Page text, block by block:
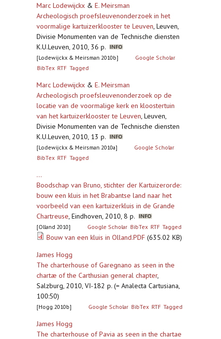
Marc Lodewijckx & E. Meirsman
Archeologisch proefsleuvenonderzoek in het
voormalige kartuizerklooster te Leuven, Leuven,
Divisie Monumenten van de Technische diensten
K.U.Leuven, 2010, 36 p.
[Lodewijckx & Meirsman 2010b]
Google Scholar
BibTex RTF Tagged
Marc Lodewijckx & E. Meirsman
Archeologisch proefsleuvenonderzoek op de
locatie van de voormalige kerk en kloostertuin
van het kartuizerklooster te Leuven, Leuven,
Divisie Monumenten van de Technische diensten
K.U.Leuven, 2010, 13 p.
[Lodewijckx & Meirsman 2010a]
Google Scholar
BibTex RTF Tagged
...
Boodschap van Bruno, stichter der Kartuizerorde:
bouw een kluis in het Brabantse land naar het
voorbeeld van een kartuizerkluis in de Grande
Chartreuse, Eindhoven, 2010, 8 p.
[Olland 2010] Google Scholar BibTex RTF Tagged
Bouw van een kluis in Olland.PDF (635.02 KB)
James Hogg
The charterhouse of Garegnano as seen in the
chartæ of the Carthusian general chapter,
Salzburg, 2010, VI-182 p. (= Analecta Cartusiana,
100:50)
[Hogg 2010b] Google Scholar BibTex RTF Tagged
James Hogg
The charterhouse of Pavia as seen in the chartae